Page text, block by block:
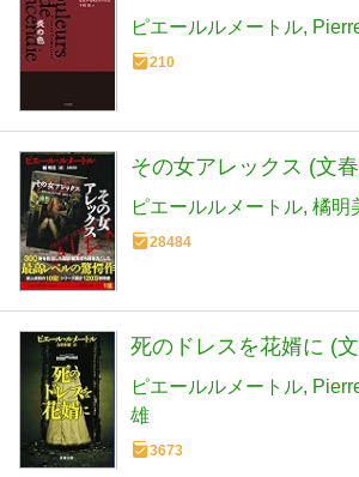
ピエールルメートル
210
その女アレックス (文
ピエールルメートル 橘明
28484
死のドレスを花婿に (
ピエールルメートル
雄
3673